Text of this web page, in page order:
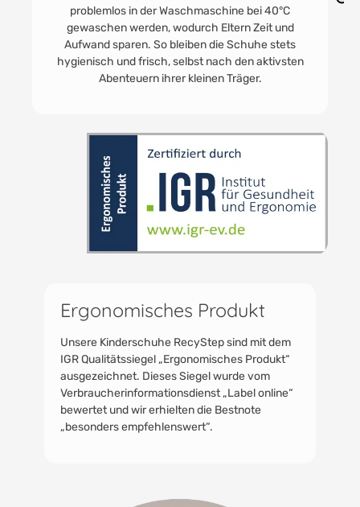
ideal für den alltäglichen Gebrauch im Innenbereich
macht. Dank ihrer langlebigen Konstruktion sind sie
eine nachhaltige und kosteneffiziente Wahl für Eltern.
Ergonomisches Produkt
Unsere Kinderschuhe RecyStep sind mit dem
IGR Qualitätssiegel „Ergonomisches Produkt“
ausgezeichnet. Dieses Siegel wurde vom
Verbraucherinformationsdienst „Label online“
bewertet und wir erhielten die Bestnote
„besonders empfehlenswert“.